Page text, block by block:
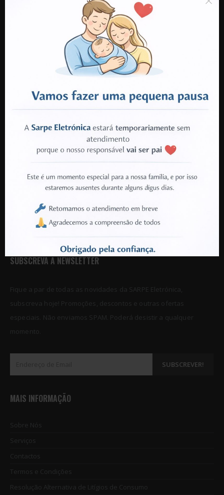
Rua do Travasso nr 500
Oliveira de Azeméis
(Chamada para rede móvel nacional)
VANTAGENS SARPE
Disponibilidade de Produtos Garantida
Garantia em Todos os Produtos
Serviço de Aconselhamento
Serviço de Recolha para Reparações
SUBSCREVA A NEWSLETTER
Fique a par de todas as novidades da SARPE Eletrónica,
subscreva hoje! Promoções, descontos e outras ofertas
especiais. Não enviamos SPAM. Poderá desistir a qualquer
momento.
MAIS INFORMAÇÃO
Sobre Nós
Serviços
Contactos
Termos e Condições
Resolução Alternativa de Litígios de Consumo